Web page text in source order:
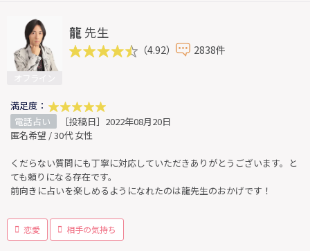
龍 先生
（4.92） 2838件
満足度：
電話占い
［投稿日］2022年08月20日
匿名希望 / 30代 女性
くだらない質問にも丁寧に対応していただきありがとうございます。と
ても頼りになる存在です。
前向きに占いを楽しめるようになれたのは龍先生のおかげです！
恋愛 相手の気持ち